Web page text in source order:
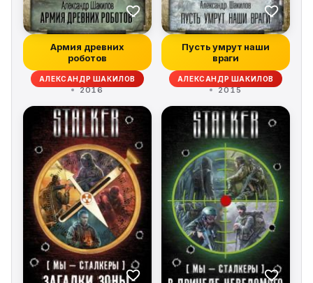
Армия древних
роботов
АЛЕКСАНДР ШАКИЛОВ
2016
Пусть умрут наши
враги
АЛЕКСАНДР ШАКИЛОВ
2015